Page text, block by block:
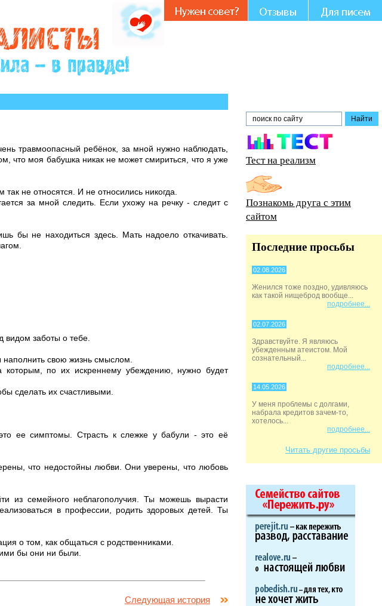
Вашем участии и совете.
травмоопасный ребёнок, за мной нужно наблюдать,
что моя бабушка никак не может смириться, что я уже
не относятся. И не относились никогда.
за мной следить. Если ухожу на речку - следит с
бы не находиться здесь. Мать надоело откачивать.
видом заботы о тебе.
свою жизнь смыслом.
которым, по их искреннему убеждению, нужно будет
сделать их счастливыми.
ее симптомы. Страсть к слежке у бабули - это её
что недостойны любви. Они уверены, что любовь
семейного неблагополучия. Ты можешь вырасти
в профессии, родить здоровых детей. Ты
о том, как общаться с родственниками.
бы они ни были.
Следующая история
Тест на реализм
Познакомь друга с этим
сайтом
Последние просьбы
02.08.2026
Женился тоже поздно, удивляюсь
как такой нищеброд вообще...
подробнее...
02.07.2026
Здравствуйте. Я являюсь
убежденным атеистом. Мой
сознательный...
подробнее...
14.05.2026
У меня проблемы с долгами,
набрала кредитов зачем-то,
хотелось...
подробнее...
Читать другие просьбы